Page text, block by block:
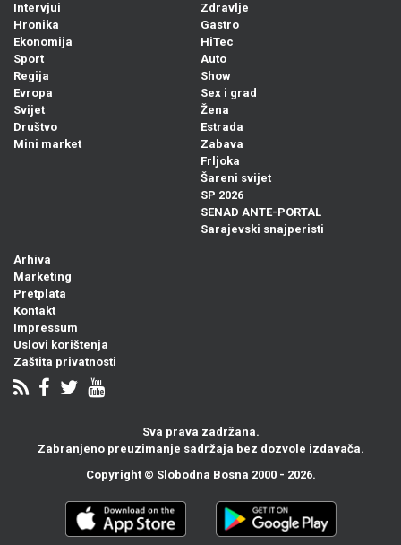
Intervjui
Hronika
Ekonomija
Sport
Regija
Evropa
Svijet
Društvo
Mini market
Zdravlje
Gastro
HiTec
Auto
Show
Sex i grad
Žena
Estrada
Zabava
Frljoka
Šareni svijet
SP 2026
SENAD ANTE-PORTAL
Sarajevski snajperisti
Arhiva
Marketing
Pretplata
Kontakt
Impressum
Uslovi korištenja
Zaštita privatnosti
Sva prava zadržana.
Zabranjeno preuzimanje sadržaja bez dozvole izdavača.
Copyright © Slobodna Bosna 2000 - 2026.